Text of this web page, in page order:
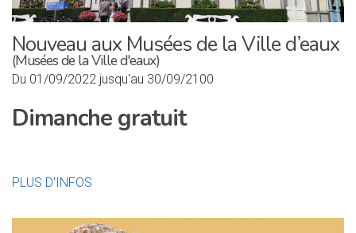
Nouveau aux Musées de la Ville d’eaux
(Musées de la Ville d'eaux)
Du 01/09/2022 jusqu'au 30/09/2100
Dimanche gratuit
PLUS D'INFOS